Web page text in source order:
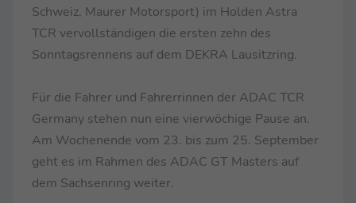
Schweiz, Maurer Motorsport) im Holden Astra
TCR vervollständigen die ersten zehn des
Sonntagsrennens auf dem DEKRA Lausitzring.
Für die Fahrer und Fahrerrinnen der ADAC TCR
Germany stehen nun eine vierwöchige Pause an.
Am Wochenende vom 23. bis zum 25. September
geht es im Rahmen des ADAC GT Masters auf
dem Sachsenring weiter.